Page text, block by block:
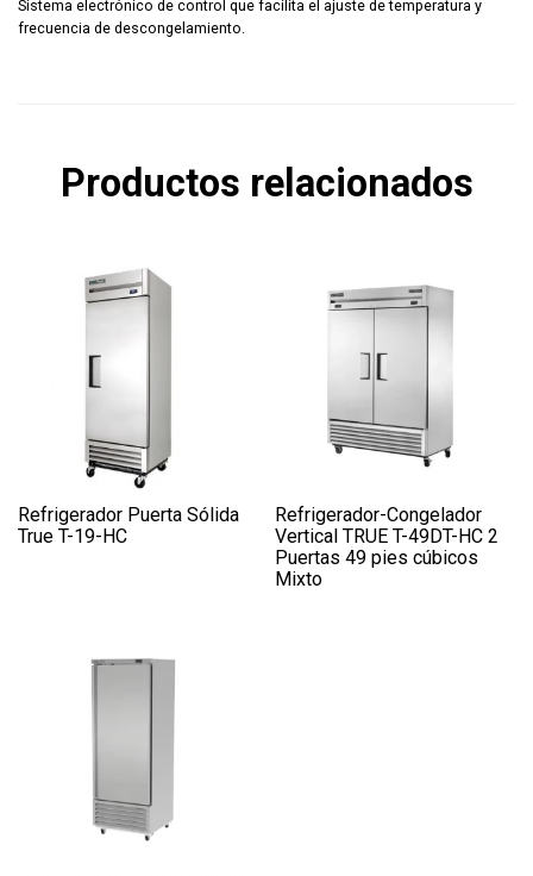
Sistema electrónico de control que facilita el ajuste de temperatura y
frecuencia de descongelamiento.
Productos relacionados
Refrigerador Puerta Sólida
True T-19-HC
Refrigerador-Congelador
Vertical TRUE T-49DT-HC 2
Puertas 49 pies cúbicos
Mixto